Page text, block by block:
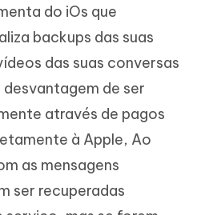
do iOs que
backups das suas
das suas conversas
de ser
através de pagos
à Apple, Ao
as mensagens
ser recuperadas